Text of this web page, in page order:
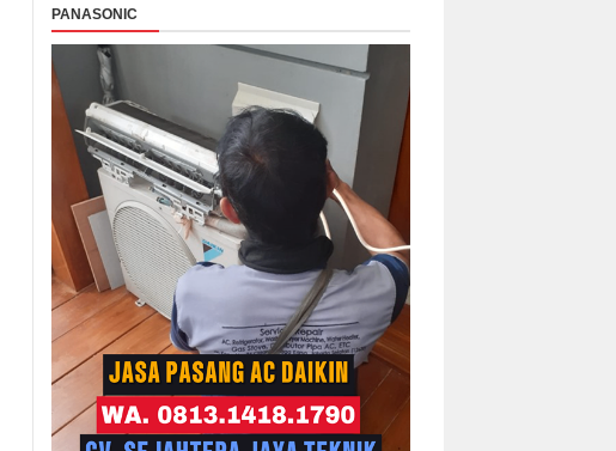
PANASONIC